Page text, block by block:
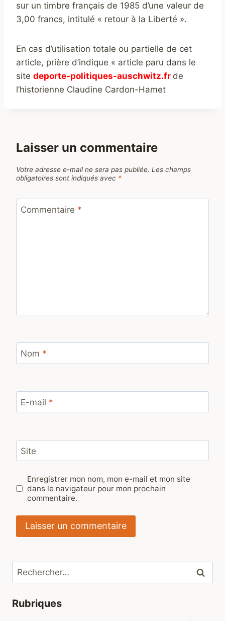
sur un timbre français de 1985 d’une valeur de
3,00 francs, intitulé « retour à la Liberté ».
En cas d’utilisation totale ou partielle de cet
article, prière d’indique « article paru dans le
site deporte-politiques-auschwitz.fr de
l’historienne Claudine Cardon-Hamet
Laisser un commentaire
Votre adresse e-mail ne sera pas publiée. Les champs
obligatoires sont indiqués avec *
Commentaire *
Nom *
E-mail *
Site
Enregistrer mon nom, mon e-mail et mon site
dans le navigateur pour mon prochain
commentaire.
Rechercher :
Rubriques